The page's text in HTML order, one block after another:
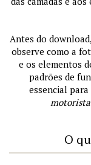
Antes do
observe como a
e os elementos
padrões de
essencial para
O